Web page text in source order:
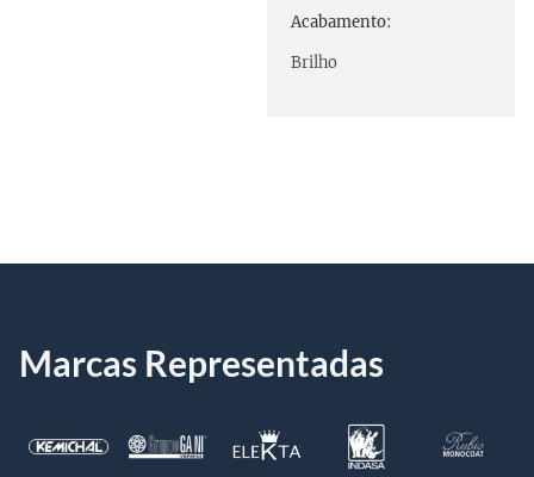
Acabamento:
Brilho
Marcas Representadas